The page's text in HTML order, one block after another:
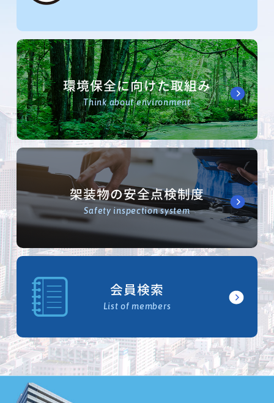
環境保全に向けた取組み
Think about environment
架装物の安全点検制度
Safety inspection system
会員検索
List of members